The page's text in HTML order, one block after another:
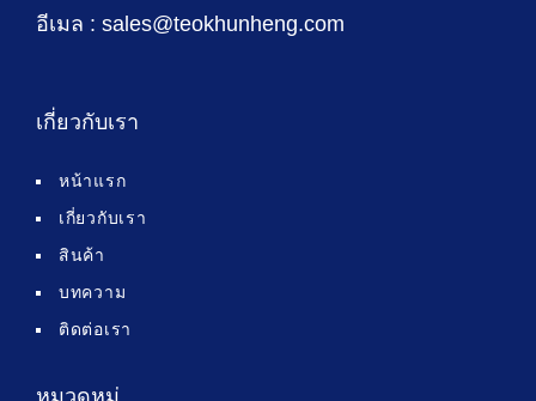
อีเมล : sales@teokhunheng.com
เกี่ยวกับเรา
หน้าแรก
เกี่ยวกับเรา
สินค้า
บทความ
ติดต่อเรา
หมวดหมู่